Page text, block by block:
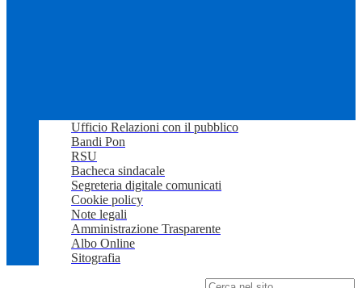
Ufficio Relazioni con il pubblico
Bandi Pon
RSU
Bacheca sindacale
Segreteria digitale comunicati
Cookie policy
Note legali
Amministrazione Trasparente
Albo Online
Sitografia